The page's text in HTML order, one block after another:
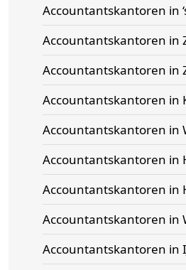
Accountantskantoren in
Accountantskantoren in
Accountantskantoren in
Accountantskantoren in
Accountantskantoren in
Accountantskantoren in
Accountantskantoren in
Accountantskantoren in
Accountantskantoren in